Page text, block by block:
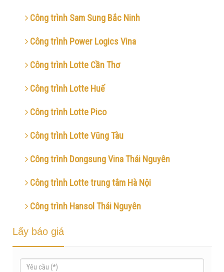
Công trình Sam Sung Bắc Ninh
Công trình Power Logics Vina
Công trình Lotte Cần Thơ
Công trình Lotte Huế
Công trình Lotte Pico
Công trình Lotte Vũng Tàu
Công trình Dongsung Vina Thái Nguyên
Công trình Lotte trung tâm Hà Nội
Công trình Hansol Thái Nguyên
Lấy báo giá